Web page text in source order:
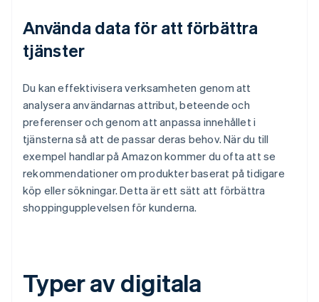
Använda data för att förbättra
tjänster
Du kan effektivisera verksamheten genom att
analysera användarnas attribut, beteende och
preferenser och genom att anpassa innehållet i
tjänsterna så att de passar deras behov. När du till
exempel handlar på Amazon kommer du ofta att se
rekommendationer om produkter baserat på tidigare
köp eller sökningar. Detta är ett sätt att förbättra
shoppingupplevelsen för kunderna.
Typer av digitala